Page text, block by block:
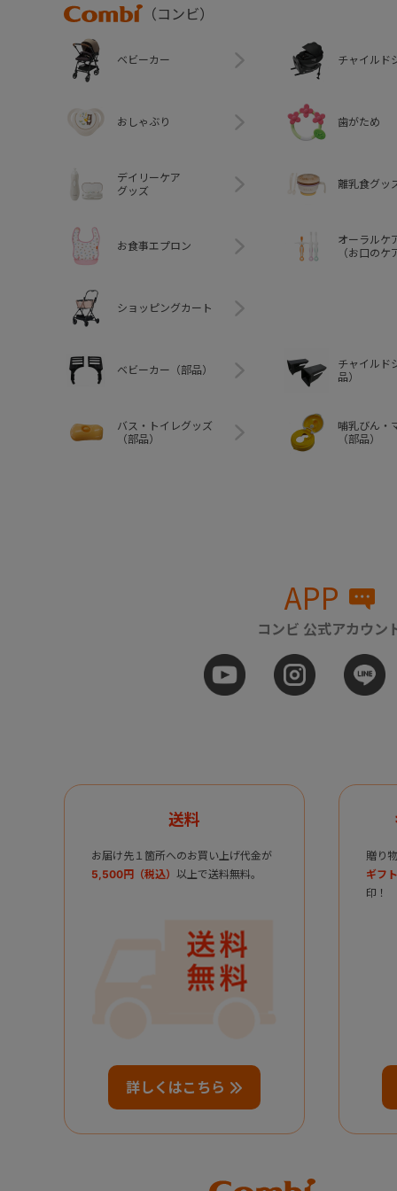
Combi
（コンビ）
ベビーカー チャイルド
おしゃぶり 歯がため
デイリーケア
グッズ
離乳食グッ
お食事エプロン
オーラルケ
（お口のケ
ショッピングカート
ベビーカー（部品）
チャイルド
品）
バス・トイレグッズ
（部品）
哺乳びん・
（部品）
APP
コンビ 公式アカウン
送料
お届け先１箇所へのお買い上げ代金が
5,500円（税込） 以上で送料無料。
詳しくはこちら
贈り
ギフ
印！
Combi